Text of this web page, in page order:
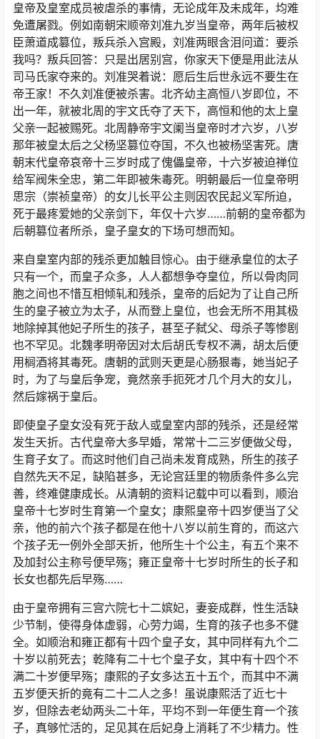
皇帝及皇室成员被虐杀的事情，无论成年及未成年，均难
免遭屠戮。例如南朝宋顺帝刘准九岁当皇帝，两年后被权
臣萧道成篡位，叛兵杀入宫殿，刘准两眼含泪问道：要杀
我吗？叛兵回答：只是出居别宫，你家天下便是用此法从
司马氏家夺来的。刘准哭着说：愿后生后世永远不要生在
帝王家！不久刘准便被杀害。北齐幼主高恒八岁即位，不
出一年，就被北周的宇文氏夺了天下，高恒和他的太上皇
父亲一起被赐死。北周静帝宇文阑当皇帝时才六岁，八岁
那年被皇太后之父杨坚篡位夺国，不久也被杨坚害死。唐
朝末代皇帝哀帝十三岁时成了傀儡皇帝，十六岁被迫禅位
给军阀朱全忠，第二年即被朱毒死。明朝最后一位皇帝明
思宗（崇祯皇帝）的女儿长平公主则因农民起义军所迫，
死于最疼爱她的父亲剑下，年仅十六岁……前朝的皇帝都为
后朝篡位者所杀，皇子皇女的下场可想而知。
来自皇室内部的残杀更加触目惊心。由于继承皇位的太子
只有一个，而皇子众多，人人都想争夺皇位，所以骨肉同
胞之间也不惜互相倾轧和残杀，皇帝的后妃为了让自己所
生的皇子被立为太子，从而登上皇位，也会无所不用其极
地除掉其他妃子所生的孩子，甚至子弑父、母杀子等惨剧
也不罕见。北魏孝明帝因对太后胡氏专权不满，胡太后便
用榈酒将其毒死。唐朝的武则天更是心肠狠毒，她当妃子
时，为了与皇后争宠，竟然亲手扼死才几个月大的女儿，
然后嫁祸于皇后。
即使皇子皇女没有死于敌人或皇室内部的残杀，还是经常
发生天折。古代皇帝大多早婚，常常十二三岁便做父母，
生育子女了。而这时他们自己尚未发育成熟，所生的孩子
自然先天不足，缺陷甚多，无论宫廷里的物质条件多么完
善，终难健康成长。从清朝的资料记载中可以看到，顺治
皇帝十七岁时生育第一个皇女；康熙皇帝十四岁便当了父
亲，他的前六个孩子都是在他十八岁以前生育的，而这六
个孩子无一例外全部天折，他所生十个公主，有五个来不
及加封公主称号便早殇；雍正皇帝十七岁时所生的长子和
长女也都先后早殇……
由于皇帝拥有三宫六院七十二嫔妃，妻妾成群，性生活缺
少节制，使得身体虚弱，心劳力竭，生育的孩子也多不健
全。如顺治和雍正都有十四个皇子女，其中同样有九个二
十岁以前死去；乾降有二十七个皇子女，其中有十四个不
满二十岁便早殇；康熙的子女多达五十五个，而其中不满
五岁便天折的竟有二十二人之多！虽说康熙活了近七十
岁，但除去老幼两头二十年，平均不到一年便生育一个孩
子，真够忙活的，足见其在后妃身上消耗了不少精力。性